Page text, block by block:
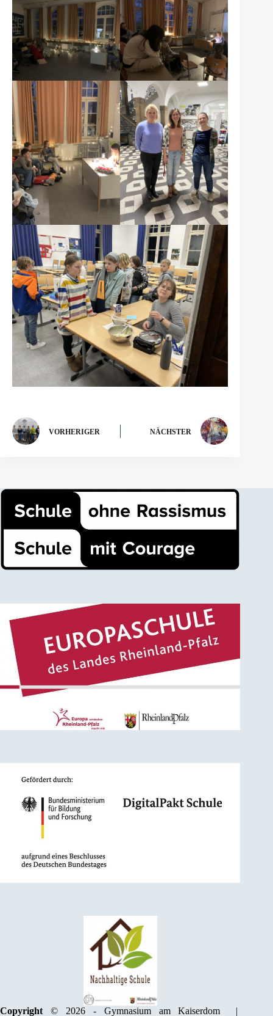
VORHERIGER NÄCHSTER
Copyright © 2026 - Gymnasium am Kaiserdom |